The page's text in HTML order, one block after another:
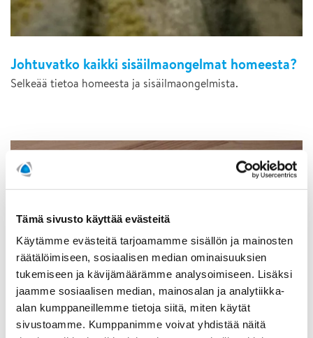
Tämä sivusto käyttää evästeitä
Käytämme evästeitä tarjoamamme sisällön ja mainosten
räätälöimiseen, sosiaalisen median ominaisuuksien
tukemiseen ja kävijämäärämme analysoimiseen. Lisäksi
jaamme sosiaalisen median, mainosalan ja analytiikka-
alan kumppaneillemme tietoja siitä, miten käytät
sivustoamme. Kumppanimme voivat yhdistää näitä
Johtuvatko kaikki sisäilmaongelmat homeesta?
Selkeää tietoa homeesta ja sisäilmaongelmista.